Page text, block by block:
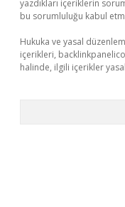
yazdıkları içeriklerin
bu sorumluluğu kabul
Hukuka ve yasal
içerikleri,
halinde, ilgili içerikler